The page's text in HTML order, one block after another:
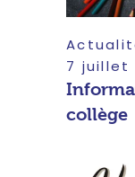
7 juillet
collège